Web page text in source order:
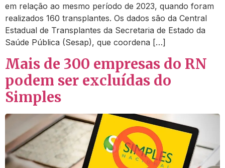
em relação ao mesmo período de 2023, quando foram
realizados 160 transplantes. Os dados são da Central
Estadual de Transplantes da Secretaria de Estado da
Saúde Pública (Sesap), que coordena […]
Mais de 300 empresas do RN
podem ser excluídas do
Simples